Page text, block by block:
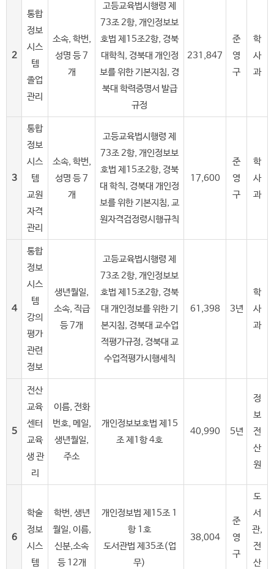
2
통합
정보
시스
템
졸업
관리
소속, 학번,
성명 등 7
개
고등교육법시행령 제
73조 2항, 개인정보보
호법 제15조2항, 경북
대학칙, 경북대 개인정
보를 위한 기본지침, 경
북대 학력증명서 발급
규정
231,847
준
영
구
학
사
과
3
통합
정보
시스
템
교원
자격
관리
소속, 학번,
성명 등 7
개
고등교육법시행령 제
73조 2항, 개인정보보
호법 제15조2항, 경북
대 학칙, 경북대 개인정
보를 위한 기본지침, 교
원자격검정령시행규칙
17,600
준
영
구
학
사
과
4
통합
정보
시스
템
강의
평가
관련
정보
생년월일,
소속, 직급
등 7개
고등교육법시행령 제
73조 2항, 개인정보보
호법 제15조2항, 경북
대 개인정보를 위한 기
본지침, 경북대 교수업
적평가규정, 경북대 교
수업적평가시행세칙
61,398 3년
학
사
과
5
전산
교육
센터
교육
생 관
리
이름, 전화
번호, 메일,
생년월일,
주소
개인정보보호법 제15
조 제1항 4호
40,990 5년
정
보
전
산
원
6
학술
정보
시스
템
학번, 생년
월일, 이름,
신분,소속
등 12개
개인정보법 제15조 1
항 1호
도서관법 제35조(업
무)
38,004
준
영
구
도
서
관,
전
산